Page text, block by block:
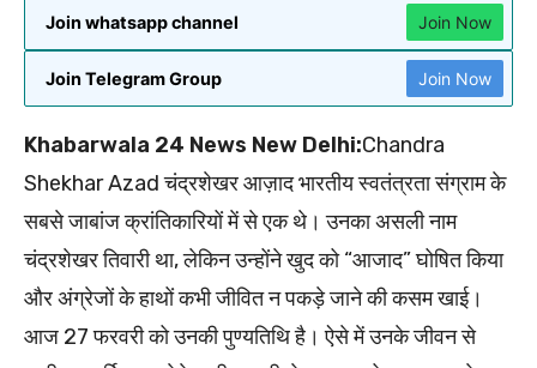
Join whatsapp channel Join Now
Join Telegram Group Join Now
Khabarwala 24 News New Delhi:Chandra
Shekhar Azad चंद्रशेखर आज़ाद भारतीय स्वतंत्रता संग्राम के
सबसे जाबांज क्रांतिकारियों में से एक थे। उनका असली नाम
चंद्रशेखर तिवारी था, लेकिन उन्होंने खुद को “आजाद” घोषित किया
और अंग्रेजों के हाथों कभी जीवित न पकड़े जाने की कसम खाई।
आज 27 फरवरी को उनकी पुण्यतिथि है। ऐसे में उनके जीवन से